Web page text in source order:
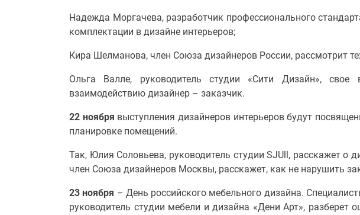
Надежда Моргачева, разработчик профессионального
комплектации в дизайне интерьеров;
Кира Шелманова, член Союза дизайнеров России, рассмотрит
Ольга Валле, руководитель студии «Сити Дизайн», свое
взаимодействию дизайнер – заказчик.
22 ноября выступления дизайнеров интерьеров будут
планировке помещений.
Так, Юлия Соловьева, руководитель студии SJUll, расскажет
член Союза дизайнеров Москвы, расскажет, как не нарушить
23 ноября – День российского мебельного дизайна.
руководитель студии мебели и дизайна «Дени Арт», разберет